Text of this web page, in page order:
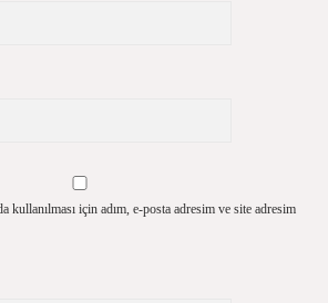
kullanılması için adım, e-posta adresim ve site adresim